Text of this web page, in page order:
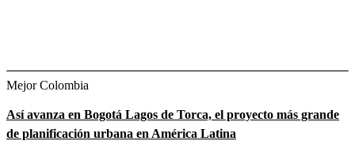
Mejor Colombia
Así avanza en Bogotá Lagos de Torca, el proyecto más grande
de planificación urbana en América Latina